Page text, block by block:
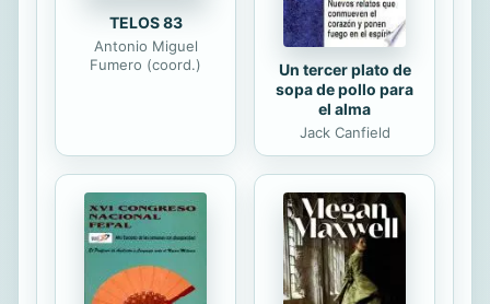
TELOS 83
Antonio Miguel
Fumero (coord.)
Un tercer plato de
sopa de pollo para
el alma
Jack Canfield